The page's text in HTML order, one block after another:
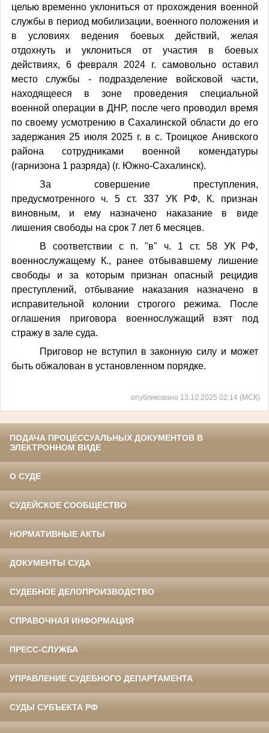
целью временно уклониться от прохождения военной
службы в период мобилизации, военного положения и
в условиях ведения боевых действий, желая
отдохнуть и уклониться от участия в боевых
действиях, 6 февраля 2024 г. самовольно оставил
место службы - подразделение войсковой части,
находящееся в зоне проведения специальной
военной операции в ДНР, после чего проводил время
по своему усмотрению в Сахалинской области до его
задержания 25 июля 2025 г. в с. Троицкое Анивского
района сотрудниками военной комендатуры
(гарнизона 1 разряда) (г. Южно-Сахалинск).
За совершение преступления,
предусмотренногоч. 5 ст. 337УК РФ, К. признан
виновным, и ему назначено наказание в виде
лишения свободы на срок 7 лет 6 месяцев.
В соответствии с п. "в" ч. 1 ст. 58 УК РФ,
военнослужащему
К., ранее отбывавшему лишение
свободы и за которым признан опасный рецидив
преступлений, отбывание наказания назначено в
исправительной колонии строгого режима. После
оглашения приговора военнослужащий взят под
стражу в зале суда.
Приговор не вступил в законную силу и может
быть обжалован в установленном порядке.
опубликовано 13.10.2025 02:14 (МСК)
ПОДАЧА ПРОЦЕССУАЛЬНЫХ ДОКУМЕНТОВ В
ЭЛЕКТРОННОМ ВИДЕ
О СУДЕ
СУДЕЙСКОЕ СООБЩЕСТВО
НОРМАТИВНЫЕ АКТЫ
ДОКУМЕНТЫ СУДА
СУДЕБНОЕ ДЕЛОПРОИЗВОДСТВО
СПРАВОЧНАЯ ИНФОРМАЦИЯ
ПРЕСС-СЛУЖБА
УПРАВЛЕНИЕ СУДЕБНОГО ДЕПАРТАМЕНТА
СУДЫ СУБЪЕКТА РФ